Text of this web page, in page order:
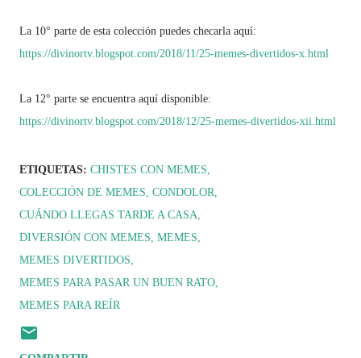
La 10° parte de esta colección puedes checarla aquí:
https://divinortv.blogspot.com/2018/11/25-memes-divertidos-x.html
La 12° parte se encuentra aquí disponible:
https://divinortv.blogspot.com/2018/12/25-memes-divertidos-xii.html
ETIQUETAS: CHISTES CON MEMES
COLECCIÓN DE MEMES CONDOLOR
CUÁNDO LLEGAS TARDE A CASA
DIVERSIÓN CON MEMES MEMES
MEMES DIVERTIDOS
MEMES PARA PASAR UN BUEN RATO
MEMES PARA REÍR